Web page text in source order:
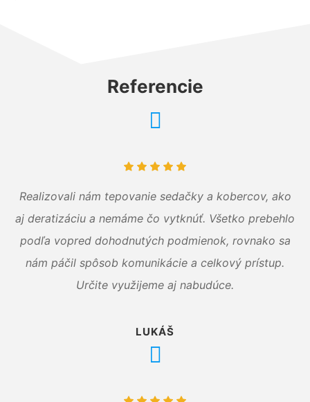
Referencie
Realizovali nám tepovanie sedačky a kobercov, ako
aj deratizáciu a nemáme čo vytknúť. Všetko prebehlo
podľa vopred dohodnutých podmienok, rovnako sa
nám páčil spôsob komunikácie a celkový prístup.
Určite využijeme aj nabudúce.
LUKÁŠ